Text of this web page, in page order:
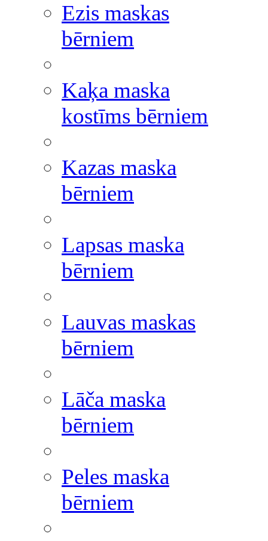
Ezis maskas
bērniem
Kaķa maska
kostīms bērniem
Kazas maska
bērniem
Lapsas maska
bērniem
Lauvas maskas
bērniem
Lāča maska
bērniem
Peles maska
bērniem